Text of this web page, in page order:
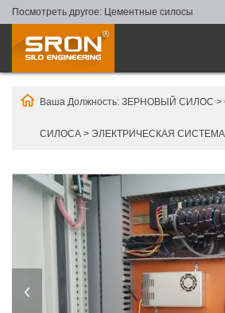
Посмотреть другое: Цементные силосы
Ваша Должность: ЗЕРНОВЫЙ СИЛОС >
СИЛОСА > ЭЛЕКТРИЧЕСКАЯ